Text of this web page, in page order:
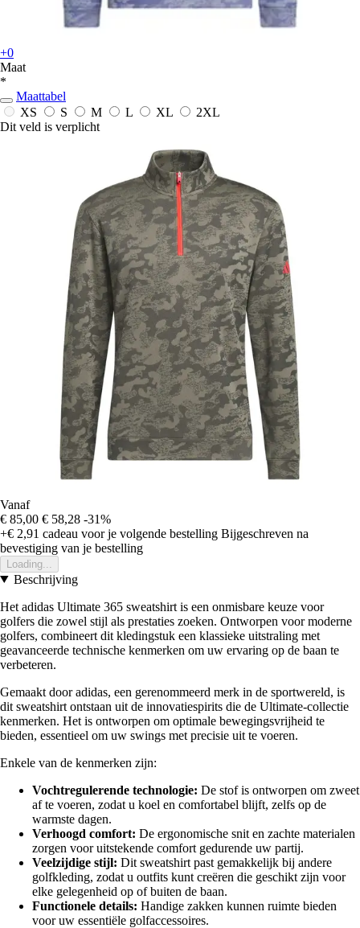
+0
Maat
*
Maattabel
XS
S M L XL
2XL
Dit veld is verplicht
Vanaf
€ 85,00 € 58,28 -31%
+€ 2,91 cadeau voor je volgende bestelling Bijgeschreven na
bevestiging van je bestelling
Loading...
Beschrijving
Het adidas Ultimate 365 sweatshirt is een onmisbare keuze voor
golfers die zowel stijl als prestaties zoeken. Ontworpen voor moderne
golfers, combineert dit kledingstuk een klassieke uitstraling met
geavanceerde technische kenmerken om uw ervaring op de baan te
verbeteren.
Gemaakt door adidas, een gerenommeerd merk in de sportwereld, is
dit sweatshirt ontstaan uit de innovatiespirits die de Ultimate-collectie
kenmerken. Het is ontworpen om optimale bewegingsvrijheid te
bieden, essentieel om uw swings met precisie uit te voeren.
Enkele van de kenmerken zijn:
Vochtregulerende technologie: De stof is ontworpen om zweet
af te voeren, zodat u koel en comfortabel blijft, zelfs op de
warmste dagen.
Verhoogd comfort: De ergonomische snit en zachte materialen
zorgen voor uitstekende comfort gedurende uw partij.
Veelzijdige stijl: Dit sweatshirt past gemakkelijk bij andere
golfkleding, zodat u outfits kunt creëren die geschikt zijn voor
elke gelegenheid op of buiten de baan.
Functionele details: Handige zakken kunnen ruimte bieden
voor uw essentiële golfaccessoires.